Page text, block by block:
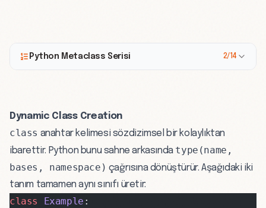
Python Metaclass Serisi 2/14
Dynamic Class Creation
class anahtar kelimesi sözdizimsel bir kolaylıktan
ibarettir. Python bunu sahne arkasında type(name,
bases, namespace) çağrısına dönüştürür. Aşağıdaki iki
tanım tamamen aynı sınıfı üretir:
class Example :